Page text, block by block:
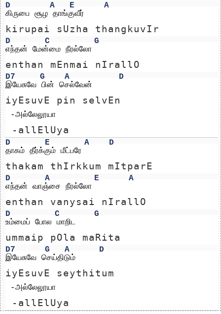
D A E
A
கிருபை சூழ தாங்குவீர்
kirupai sUzha thangkuvIr
D C
G
எந்தன் மேன்மை நீரல்லோ
enthan mEnmai nIrallO
D7 G A
D
இயேசுவே பின் செல்வேன்
iyEsuvE pin selvEn
-அல்லேலூயா
-allElUya
D E A
D
தாகம் தீர்க்கும் மீட்பரே
thakam thIrkkum mItparE
D A E
A
எந்தன் வாஞ்சை நீரல்லோ
enthan vanysai nIrallO
D C
G
உம்மைப் போல மாறிட
ummaip pOla maRita
D7 G A
D
இயேசுவே செய்திடும்
iyEsuvE seythitum
-அல்லேலூயா
-allElUya